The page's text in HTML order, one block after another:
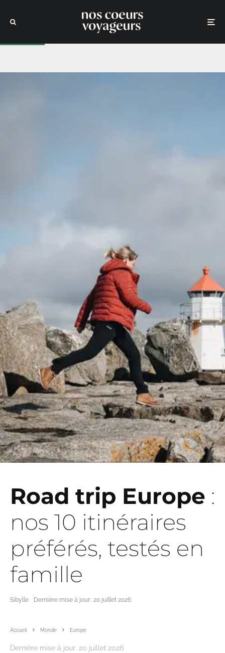
Road trip Europe :
nos 10 itinéraires
préférés, testés en
famille
Sibylle Dernière mise à jour: 20 juillet 2026
Accueil Monde Europe
Dernière mise à jour: 20 juillet 2026